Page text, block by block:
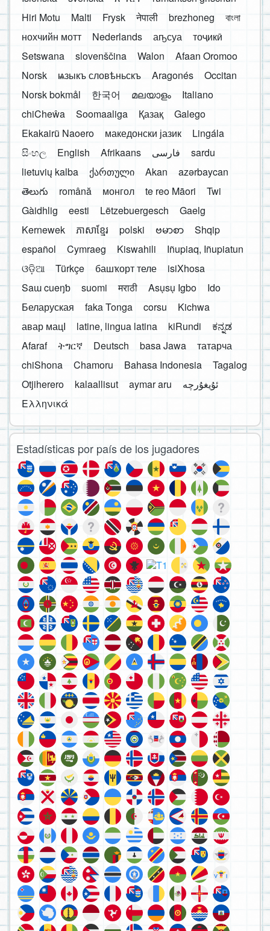
Hiri Motu
Malti Frysk नेपाली brezhoneg
বাংলা
нохчийн мотт
Nederlands аҧсуа
тоҷикӣ
Setswana
slovenščina Walon
Afaan Oromoo
Norsk
ѩзыкъ словѣньскъ Aragonés
Occitan
Norsk bokmål
한국어 മലയാളം
Italiano
chiCheŵa
Soomaaliga Қазақ
Galego
Ekakairũ Naoero
македонски јазик
Lingála
සිංහල
English Afrikaans فارسی
sardu
lietuvių kalba
ქართული Akan
azərbaycan
తెలుగు
română монгол te reo Māori
Twi
Gàidhlig
eesti Lëtzebuergesch
Gaelg
Kernewek
ភាសាខ្មែរ polski ဗမာစာ
Shqip
español
Cymraeg Kiswahili
Iñupiaq, Iñupiatun
ଓଡ଼ିଆ
Türkçe башҡорт теле
isiXhosa
Saɯ cueŋƅ
suomi मराठी Asụsụ Igbo
Ido
Беларуская
faka Tonga corsu
Kichwa
авар мацӀ
latine, lingua latina kiRundi
ಕನ್ನಡ
Afaraf
ትግርኛ Deutsch basa Jawa
татарча
chiShona
Chamoru Bahasa Indonesia
Tagalog
Otjiherero
kalaallisut aymar aru
Ελληνικά
Estadísticas por país de los jugadores